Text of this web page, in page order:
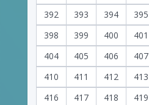
392
393 394 395
398
399 400 401
404
405 406 407
410
411 412 413
416
417 418 419